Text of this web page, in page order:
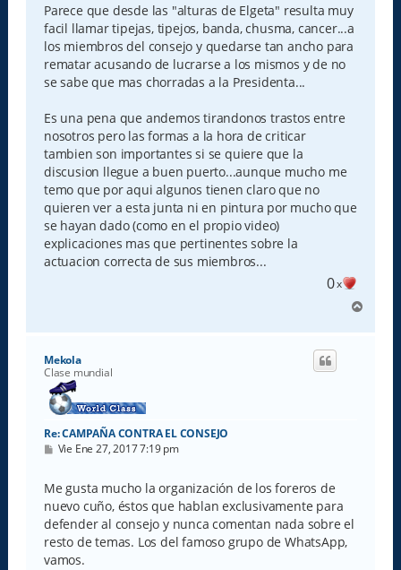
Parece que desde las "alturas de Elgeta" resulta muy
facil llamar tipejas, tipejos, banda, chusma, cancer...a
los miembros del consejo y quedarse tan ancho para
rematar acusando de lucrarse a los mismos y de no
se sabe que mas chorradas a la Presidenta...
Es una pena que andemos tirandonos trastos entre
nosotros pero las formas a la hora de criticar
tambien son importantes si se quiere que la
discusion llegue a buen puerto...aunque mucho me
temo que por aqui algunos tienen claro que no
quieren ver a esta junta ni en pintura por mucho que
se hayan dado (como en el propio video)
explicaciones mas que pertinentes sobre la
actuacion correcta de sus miembros...
0x
r
Mekola
Clase mundial
Re: CAMPAÑA CONTRA EL CONSEJO
M
s
a
j
e
Vie Ene 27, 2017 7:19 pm
Me gusta mucho la organización de los foreros de
nuevo cuño, éstos que hablan exclusivamente para
defender al consejo y nunca comentan nada sobre el
resto de temas. Los del famoso grupo de WhatsApp,
vamos.